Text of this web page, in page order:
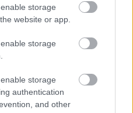
storage
website or app.
storage
storage
authentication
and other